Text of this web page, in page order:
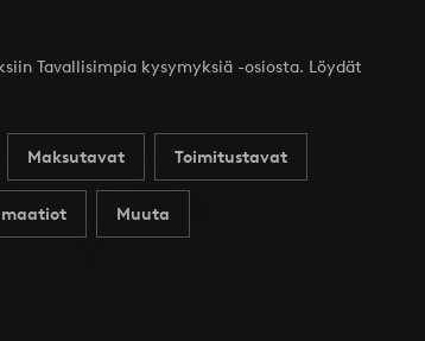
Tavallisimpia kysymyksiä -osiosta. Löydät
Maksutavat Toimitustavat
Muuta